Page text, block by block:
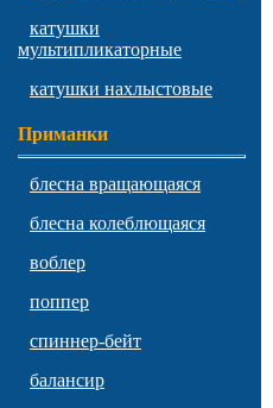
катушки
мультипликаторные
катушки нахлыстовые
Приманки
блесна вращающаяся
блесна колеблющаяся
воблер
поппер
спиннер-бейт
балансир